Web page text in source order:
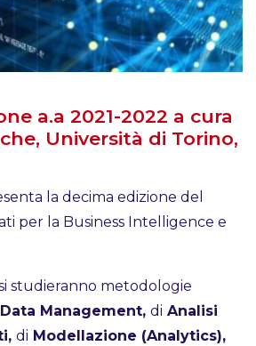
a.a 2021-2022 a cura
Università di Torino,
la decima edizione del
per la Business Intelligence e
studieranno metodologie
Data Management, di Analisi
di Modellazione (Analytics),